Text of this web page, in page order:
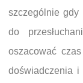
szczególnie
do
oszacować
doświadczenia i